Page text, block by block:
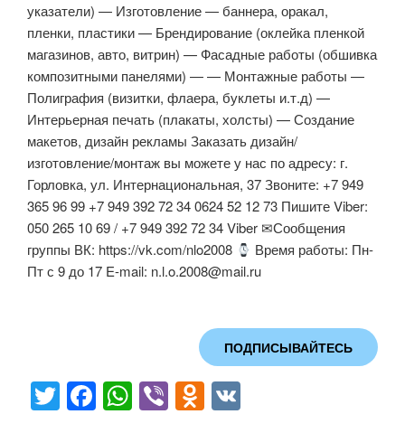
указатели) — Изготовление — баннера, оракал,
пленки, пластики — Брендирование (оклейка пленкой
магазинов, авто, витрин) — Фасадные работы (обшивка
композитными панелями) — — Монтажные работы —
Полиграфия (визитки, флаера, буклеты и.т.д) —
Интерьерная печать (плакаты, холсты) — Создание
макетов, дизайн рекламы Заказать дизайн/
изготовление/монтаж вы можете у нас по адресу: г.
Горловка, ул. Интернациональная, 37 Звоните: +7 949
365 96 99 +7 949 392 72 34 0624 52 12 73 Пишите Viber:
050 265 10 69 / +7 949 392 72 34 Viber ✉Сообщения
группы ВК: https://vk.com/nlo2008
Время работы: Пн-
Пт с 9 до 17 E-mail: n.l.o.2008@mail.ru
ПОДПИСЫВАЙТЕСЬ
T F W Vi O